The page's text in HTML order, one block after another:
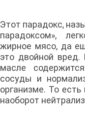
Этот парадокс,
парадоксом»,
жирное мясо, да
это двойной
масле
сосуды и
организме. То
наоборот